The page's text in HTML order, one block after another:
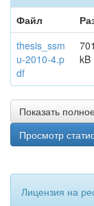
Файл
thesis_ssm
u-2010-4.p
df
kB
Показать
Просмотр
Лицензия на